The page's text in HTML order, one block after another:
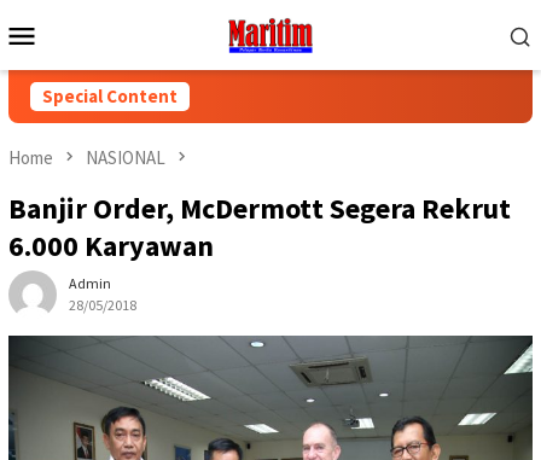
to
Menu
Special Content
Home NASIONAL
Banjir Order, McDermott Segera Rekrut
6.000 Karyawan
Admin
28/05/2018